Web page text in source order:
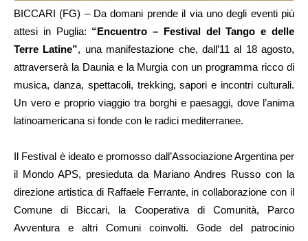
BICCARI (FG) – Da domani prende il via uno degli eventi più
attesi in Puglia: “Encuentro – Festival del Tango e delle
Terre Latine”, una manifestazione che, dall’11 al 18 agosto,
attraverserà la Daunia e la Murgia con un programma ricco di
musica, danza, spettacoli, trekking, sapori e incontri culturali.
Un vero e proprio viaggio tra borghi e paesaggi, dove l’anima
latinoamericana si fonde con le radici mediterranee.
Il Festival è ideato e promosso dall’Associazione Argentina per
il Mondo APS, presieduta da Mariano Andres Russo con la
direzione artistica di Raffaele Ferrante, in collaborazione con il
Comune di Biccari, la Cooperativa di Comunità, Parco
Avventura e altri Comuni coinvolti. Gode del patrocinio